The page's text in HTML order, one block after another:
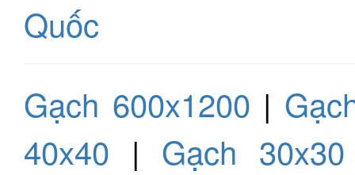
Quốc
Gạch 600x1200 |
40x40 | Gạch 30x30